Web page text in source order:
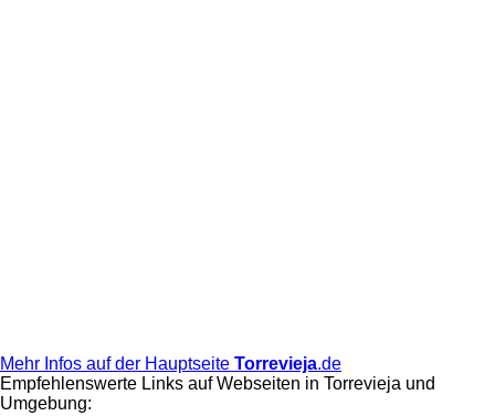
Mehr Infos auf der Hauptseite Torrevieja.de
Empfehlenswerte Links auf Webseiten in Torrevieja und
Umgebung: